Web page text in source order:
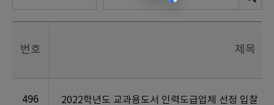
번호 제목
496 2022학년도 교과용도서 인력도급업체 선정 입찰